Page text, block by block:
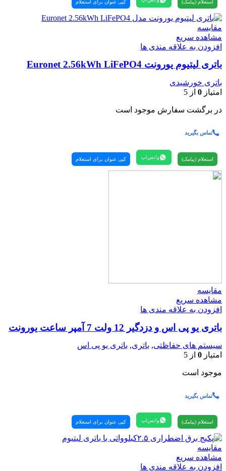
استعلام (پیامک) کپی عنوان برای استعلام
مقایسه
مشاهده سریع
افزودن به علاقه مندی ها
باتری لیتیوم یورونت Euronet 2.56kWh LiFePO4
باتری خورشیدی
امتیاز 0 از 5
در برگشت سفارش موجود است
تماس بگیرید
استعلام (پیامک) واتس‌اپ کپی عنوان برای استعلام
مقایسه
مشاهده سریع
افزودن به علاقه مندی ها
باتری یو پی اس و دزدگیر 12 ولت 7 آمپر ساعت یورونت
سیستم های حفاظتی, باتری, باتری یو پی اس
امتیاز 0 از 5
موجود است
تماس بگیرید
استعلام (پیامک) واتس‌اپ کپی عنوان برای استعلام
مقایسه
مشاهده سریع
افزودن به علاقه مندی ها